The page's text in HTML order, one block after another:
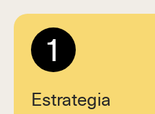
1
Estrategia